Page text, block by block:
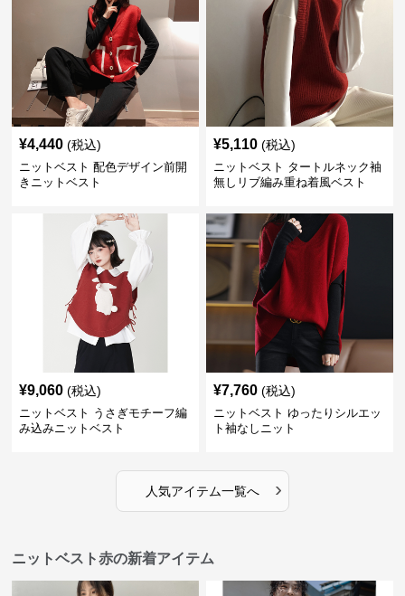
¥4,440 (税込)
ニットベスト 配色デザイン前開
きニットベスト
¥5,110 (税込)
ニットベスト タートルネック袖
無しリブ編み重ね着風ベスト
¥9,060 (税込)
ニットベスト うさぎモチーフ編
み込みニットベスト
¥7,760 (税込)
ニットベスト ゆったりシルエッ
ト袖なしニット
人気アイテム一覧へ ›
ニットベスト赤の新着アイテム